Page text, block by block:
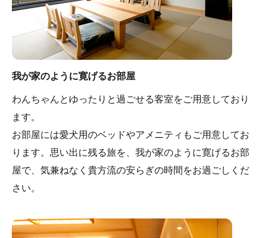
我が家のように寛げるお部屋
わんちゃんとゆったりと過ごせる客室をご用意しており
ます。
お部屋には愛犬用のベッドやアメニティもご用意してお
ります。思い出に残る旅を、我が家のように寛げるお部
屋で、気兼ねなく貴方流の安らぎの時間をお過ごしくだ
さい。